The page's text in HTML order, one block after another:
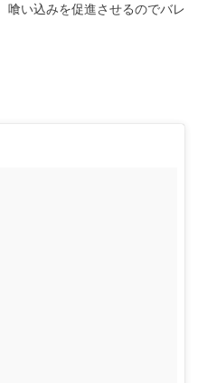
喰い込みを促進させるのでバレ